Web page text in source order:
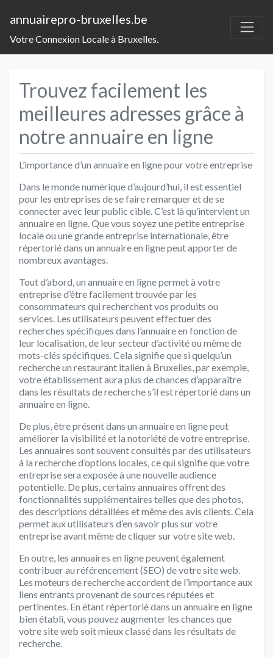
annuairepro-bruxelles.be
Votre Connexion Locale à Bruxelles.
Trouvez facilement les
meilleures adresses grâce à
notre annuaire en ligne
L’importance d’un annuaire en ligne pour votre entreprise
Dans le monde numérique d’aujourd’hui, il est essentiel
pour les entreprises de se faire remarquer et de se
connecter avec leur public cible. C’est là qu’intervient un
annuaire en ligne. Que vous soyez une petite entreprise
locale ou une grande entreprise internationale, être
répertorié dans un annuaire en ligne peut apporter de
nombreux avantages.
Tout d’abord, un annuaire en ligne permet à votre
entreprise d’être facilement trouvée par les
consommateurs qui recherchent vos produits ou
services. Les utilisateurs peuvent effectuer des
recherches spécifiques dans l’annuaire en fonction de
leur localisation, de leur secteur d’activité ou même de
mots-clés spécifiques. Cela signifie que si quelqu’un
recherche un restaurant italien à Bruxelles, par exemple,
votre établissement aura plus de chances d’apparaître
dans les résultats de recherche s’il est répertorié dans un
annuaire en ligne.
De plus, être présent dans un annuaire en ligne peut
améliorer la visibilité et la notoriété de votre entreprise.
Les annuaires sont souvent consultés par des utilisateurs
à la recherche d’options locales, ce qui signifie que votre
entreprise sera exposée à une nouvelle audience
potentielle. De plus, certains annuaires offrent des
fonctionnalités supplémentaires telles que des photos,
des descriptions détaillées et même des avis clients. Cela
permet aux utilisateurs d’en savoir plus sur votre
entreprise avant même de cliquer sur votre site web.
En outre, les annuaires en ligne peuvent également
contribuer au référencement (SEO) de votre site web.
Les moteurs de recherche accordent de l’importance aux
liens entrants provenant de sources réputées et
pertinentes. En étant répertorié dans un annuaire en ligne
bien établi, vous pouvez augmenter les chances que
votre site web soit mieux classé dans les résultats de
recherche.